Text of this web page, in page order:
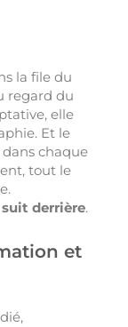
la file du
regard du
elle
Et le
chaque
tout le
suit derrière.
et